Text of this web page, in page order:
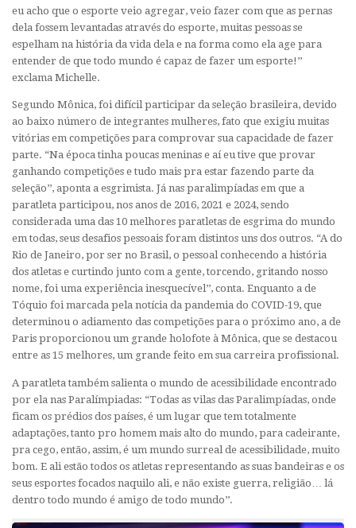
eu acho que o esporte veio agregar, veio fazer com que as pernas
dela fossem levantadas através do esporte, muitas pessoas se
espelham na história da vida dela e na forma como ela age para
entender de que todo mundo é capaz de fazer um esporte!’’
exclama Michelle.
Segundo Mônica, foi difícil participar da seleção brasileira, devido
ao baixo número de integrantes mulheres, fato que exigiu muitas
vitórias em competições para comprovar sua capacidade de fazer
parte. “Na época tinha poucas meninas e aí eu tive que provar
ganhando competições e tudo mais pra estar fazendo parte da
seleção’’, aponta a esgrimista. Já nas paralimpíadas em que a
paratleta participou, nos anos de 2016, 2021 e 2024, sendo
considerada uma das 10 melhores paratletas de esgrima do mundo
em todas, seus desafios pessoais foram distintos uns dos outros. “A do
Rio de Janeiro, por ser no Brasil, o pessoal conhecendo a história
dos atletas e curtindo junto com a gente, torcendo, gritando nosso
nome, foi uma experiência inesquecível’’, conta. Enquanto a de
Tóquio foi marcada pela notícia da pandemia do COVID-19, que
determinou o adiamento das competições para o próximo ano, a de
Paris proporcionou um grande holofote à Mônica, que se destacou
entre as 15 melhores, um grande feito em sua carreira profissional.
A paratleta também salienta o mundo de acessibilidade encontrado
por ela nas Paralímpiadas: “Todas as vilas das Paralimpíadas, onde
ficam os prédios dos países, é um lugar que tem totalmente
adaptações, tanto pro homem mais alto do mundo, para cadeirante,
pra cego, então, assim, é um mundo surreal de acessibilidade, muito
bom. E ali estão todos os atletas representando as suas bandeiras e os
seus esportes focados naquilo ali, e não existe guerra, religião… lá
dentro todo mundo é amigo de todo mundo’’.